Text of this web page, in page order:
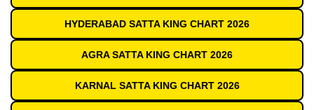
HYDERABAD SATTA KING CHART 2026
AGRA SATTA KING CHART 2026
KARNAL SATTA KING CHART 2026